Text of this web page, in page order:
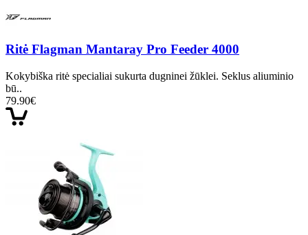
Ritė Flagman Mantaray Pro Feeder 4000
Kokybiška ritė specialiai sukurta dugninei žūklei. Seklus aliuminio
bū..
79.90€